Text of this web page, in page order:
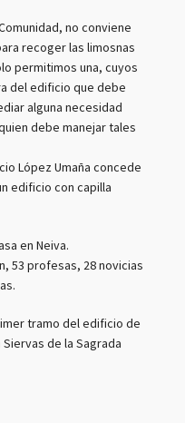
no conviene
recoger las limosnas
permitimos una, cuyos
del edificio que debe
alguna necesidad
debe manejar tales
López Umaña concede
edificio con capilla
en Neiva.
53 profesas, 28 novicias
tramo del edificio de
de la Sagrada